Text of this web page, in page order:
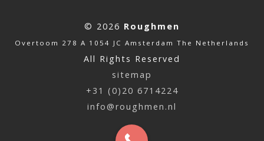
© 2026 Roughmen
Overtoom 278 A 1054 JC Amsterdam The Netherlands
All Rights Reserved
sitemap
+31 (0)20 6714224
info@roughmen.nl